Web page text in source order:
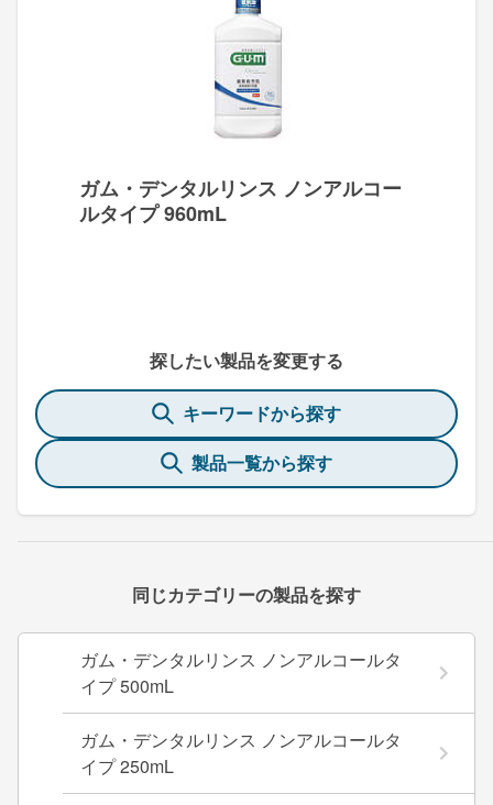
ガム・デンタルリンス ノンアルコー
ルタイプ 960mL
探したい製品を変更する
キーワードから探す
製品一覧から探す
同じカテゴリーの製品を探す
ガム・デンタルリンス ノンアルコールタ
イプ 500mL
ガム・デンタルリンス ノンアルコールタ
イプ 250mL